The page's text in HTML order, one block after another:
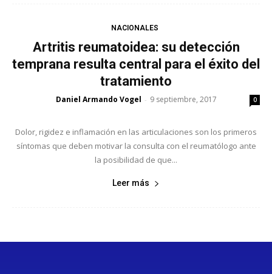
NACIONALES
Artritis reumatoidea: su detección
temprana resulta central para el éxito del
tratamiento
Daniel Armando Vogel - 9 septiembre, 2017 0
Dolor, rigidez e inflamación en las articulaciones son los primeros
síntomas que deben motivar la consulta con el reumatólogo ante
la posibilidad de que...
Leer más